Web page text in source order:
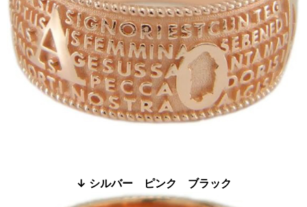
↓ シルバー ピンク ブラック